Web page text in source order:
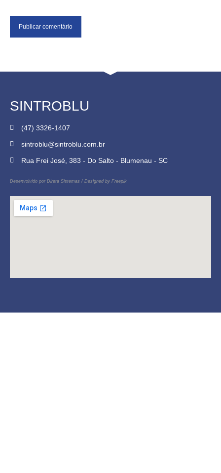
SINTROBLU
(47) 3326-1407
sintroblu@sintroblu.com.br
Rua Frei José, 383 - Do Salto - Blumenau - SC
Desenvolvido por Direta Sistemas / Designed by Freepik